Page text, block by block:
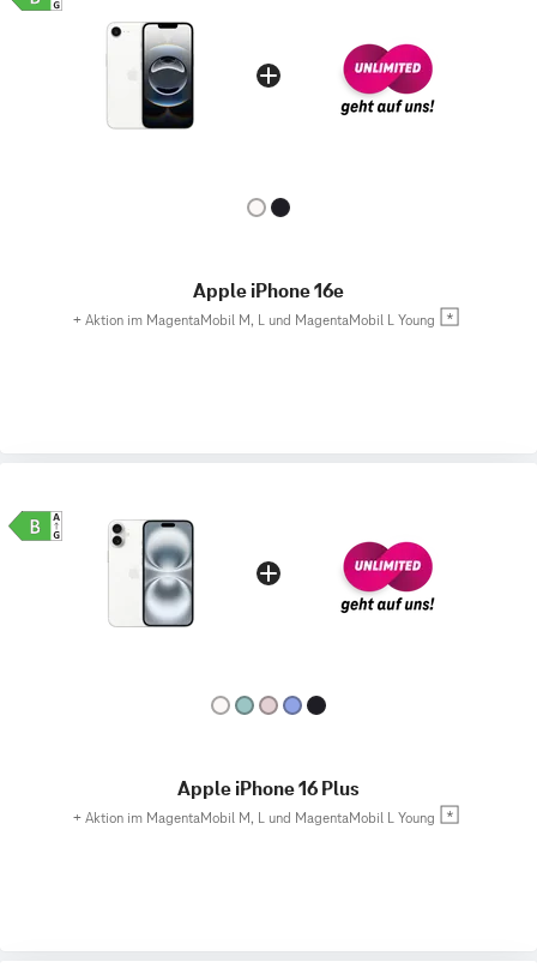
Apple iPhone 16e
+ Aktion im MagentaMobil M, L und MagentaMobil L Young
Apple iPhone 16 Plus
+ Aktion im MagentaMobil M, L und MagentaMobil L Young